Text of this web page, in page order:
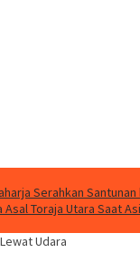
Serahkan
Toraja Utara Saat
Udara